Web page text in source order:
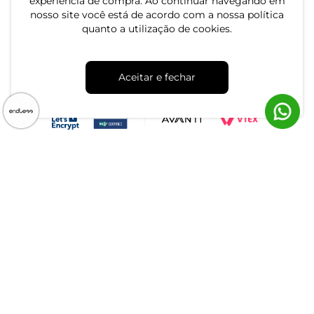
nosso site você está de acordo com a nossa política
quanto a utilização de cookies.
Aceitar e fechar
CNPJ: 79.233.672/0001-05